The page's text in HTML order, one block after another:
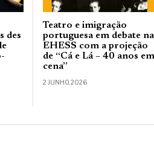
des
Teatro e imigração
portuguesa em debate na
EHESS com a projeção
de “Cá e Lá – 40 anos em
cena”
2 JUNHO, 2026